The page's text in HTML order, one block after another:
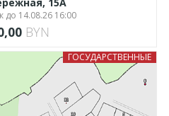
15А
до 14.08.26 16:00
BYN
ГОСУДАРСТВЕННЫЕ